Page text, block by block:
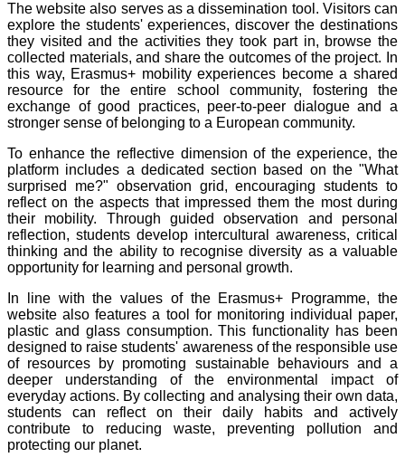
The website also serves as a dissemination tool. Visitors can
explore the students' experiences, discover the destinations
they visited and the activities they took part in, browse the
collected materials, and share the outcomes of the project. In
this way, Erasmus+ mobility experiences become a shared
resource for the entire school community, fostering the
exchange of good practices, peer-to-peer dialogue and a
stronger sense of belonging to a European community.
To enhance the reflective dimension of the experience, the
platform includes a dedicated section based on the "What
surprised me?" observation grid, encouraging students to
reflect on the aspects that impressed them the most during
their mobility. Through guided observation and personal
reflection, students develop intercultural awareness, critical
thinking and the ability to recognise diversity as a valuable
opportunity for learning and personal growth.
In line with the values of the Erasmus+ Programme, the
website also features a tool for monitoring individual paper,
plastic and glass consumption. This functionality has been
designed to raise students' awareness of the responsible use
of resources by promoting sustainable behaviours and a
deeper understanding of the environmental impact of
everyday actions. By collecting and analysing their own data,
students can reflect on their daily habits and actively
contribute to reducing waste, preventing pollution and
protecting our planet.